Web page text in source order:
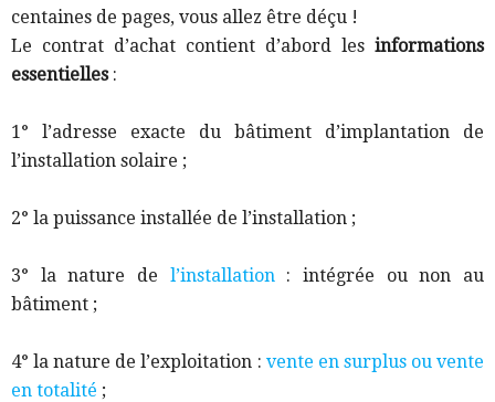
centaines de pages, vous allez être déçu !
Le contrat d’achat contient d’abord les informations
essentielles:
1° l’adresse exacte du bâtiment d’implantation de
l’installation solaire ;
2° la puissance installée de l’installation ;
3° la nature de l’installation: intégrée ou non au
bâtiment ;
4° la nature de l’exploitation : vente en surplus ou vente
en totalité ;